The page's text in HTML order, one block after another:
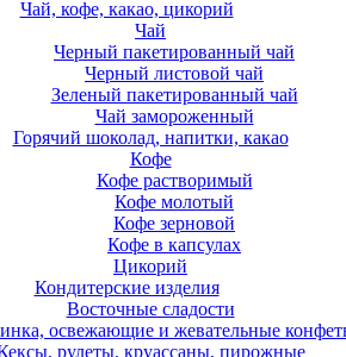
Чай, кофе, какао, цикорий
Чай
Черный пакетированный чай
Черный листовой чай
Зеленый пакетированный чай
Чай замороженный
Горячий шоколад, напитки, какао
Кофе
Кофе растворимый
Кофе молотый
Кофе зерновой
Кофе в капсулах
Цикорий
Кондитерские изделия
Восточные сладости
освежающие и жевательные
рулеты, круассаны, пирожные